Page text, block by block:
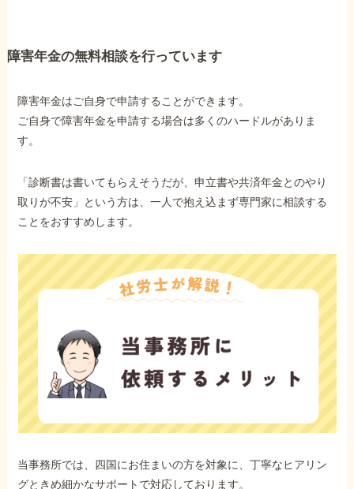
障害年金の無料相談を行っています
障害年金はご自身で申請することができます。
ご自身で障害年金を申請する場合は多くのハードルがありま
す。
「診断書は書いてもらえそうだが、申立書や共済年金とのやり
取りが不安」という方は、一人で抱え込まず専門家に相談する
ことをおすすめします。
当事務所では、四国にお住まいの方を対象に、丁寧なヒアリン
グときめ細かなサポートで対応しております。